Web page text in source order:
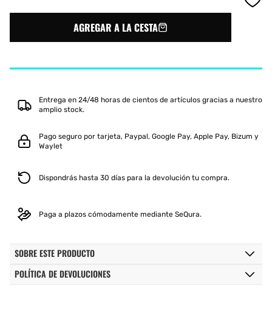
BOLAS
TOUR
DE
BOLAS
TOUR
AGREGAR A LA CESTA
Entrega en 24/48 horas de cientos de artículos gracias a nuestro
amplio stock.
Pago seguro por tarjeta, Paypal, Google Pay, Apple Pay, Bizum y
Waylet
Dispondrás hasta 30 días para la devolución tu compra.
Paga a plazos cómodamente mediante SeQura.
SOBRE ESTE PRODUCTO
POLÍTICA DE DEVOLUCIONES